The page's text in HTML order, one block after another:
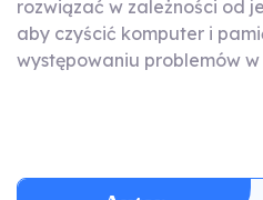
rozwiązać w zależności od
aby czyścić komputer i
występowaniu problemów w